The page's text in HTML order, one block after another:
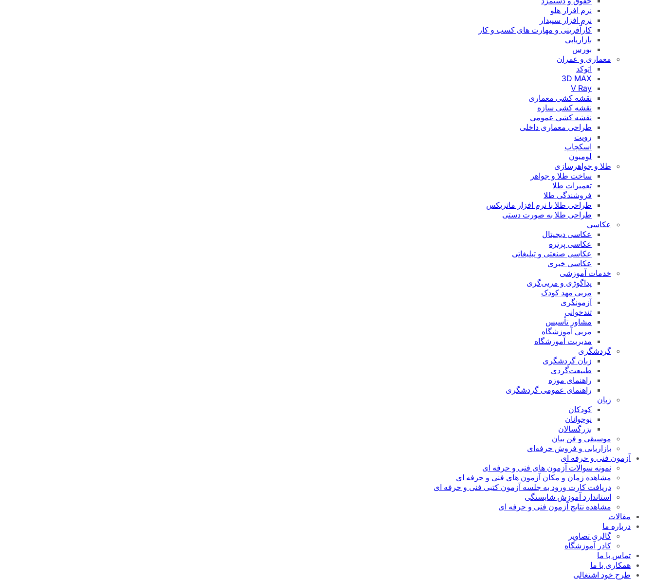
نرم افزار هلو
نرم افزار سپیدار
کارآفرینی و مهارت های کسب و کار
بازاریابی
بورس
معماری و عمران
اتوکد
3D MAX
V Ray
نقشه کشی معماری
نقشه کشی سازه
نقشه کشی عمومی
طراحی معماری داخلی
رویت
اسکچاپ
لومیون
طلا و جواهرسازی
ساخت طلا و جواهر
تعمیرات طلا
فروشندگی طلا
طراحی طلا با نرم افزار ماتریکس
طراحی طلا به صورت دستی
عکاسی
عکاسی دیجیتال
عکاسی پرتره
عکاسی صنعتی و تبلیغاتی
عکاسی خبری
خدمات آموزشی
پداگوژی و مربی‌گری
مربی مهد کودک
آزمونگری
تندخوانی
مشاور تأسیس
مربی آموزشگاه
مدیریت آموزشگاه
گردشگری
زبان گردشگری
طبیعت‌گردی
راهنمای موزه
راهنمای عمومی گردشگری
زبان
کودکان
نوجوانان
بزرگسالان
موسیقی و فن بیان
بازاریابی و فروش حرفه‌ای
آزمون فنی و حرفه ای
نمونه سوالات آزمون های فنی و حرفه ای
مشاهده زمان و مکان آزمون های فنی و حرفه ای
دریافت کارت ورود به جلسه آزمون کتبی فنی و حرفه ای
استاندارد آموزش شایستگی
مشاهده نتایج آزمون فنی و حرفه ای
مقالات
درباره ما
گالری تصاویر
کادر آموزشگاه
تماس با ما
همکاری با ما
طرح خود اشتغالی